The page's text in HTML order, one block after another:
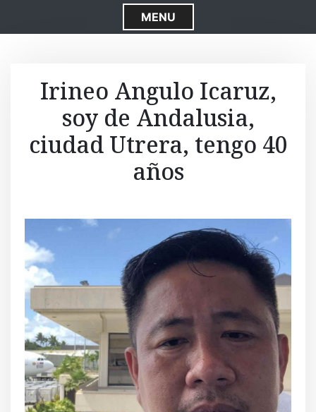
S
k
o
o
n
t
e
MENU
Irineo Angulo Icaruz,
soy de Andalusia,
ciudad Utrera, tengo 40
años